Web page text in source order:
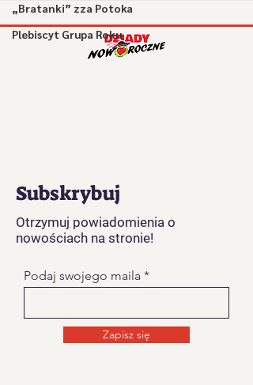
„Bratanki” zza Potoka
Plebiscyt Grupa Roku
Subskrybuj
Otrzymuj powiadomienia o
nowościach na stronie!
Podaj swojego maila
Zapisz się